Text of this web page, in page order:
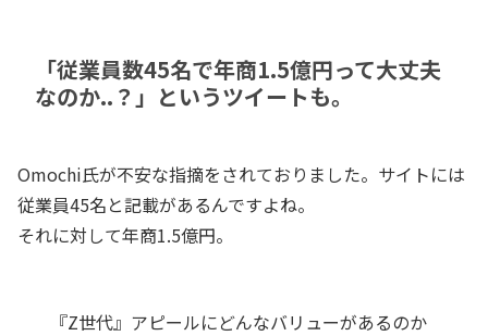
「従業員数45名で年商1.5億円って大丈夫
なのか..？」というツイートも。
Omochi氏が不安な指摘をされておりました。サイトには
従業員45名と記載があるんですよね。
それに対して年商1.5億円。
『Z世代』アピールにどんなバリューがあるのか